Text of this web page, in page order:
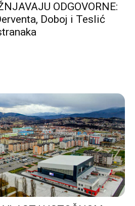
ODGOVORNE:
Doboj i Teslić